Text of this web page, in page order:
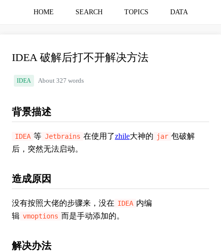
HOME SEARCH TOPICS DATA
IDEA 破解后打不开解决方法
IDEA About 327 words
背景描述
IDEA 等 Jetbrains 在使用了zhile大神的 jar 包破解
后，突然无法启动。
造成原因
没有按照大佬的步骤来，没在 IDEA 内编
辑 vmoptions 而是手动添加的。
解决办法